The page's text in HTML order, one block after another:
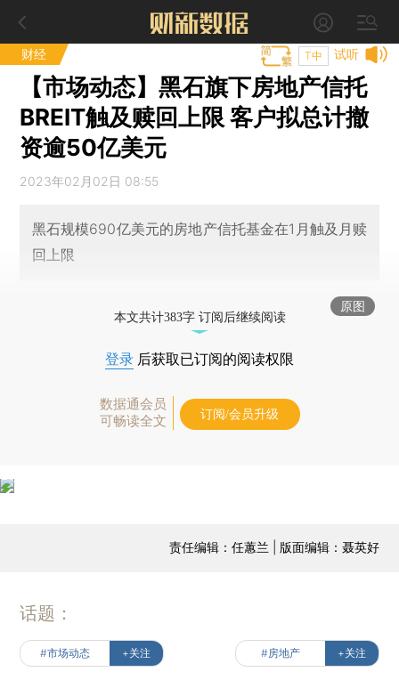
财经 试听
T中
【市场动态】黑石旗下房地产信托
BREIT触及赎回上限 客户拟总计撤
资逾50亿美元
2023年02月02日 08:55
黑石规模690亿美元的房地产信托基金在1月触及月赎
回上限
原图
本文共计383字 订阅后继续阅读
登录 后获取已订阅的阅读权限
数据通会员
可畅读全文
订阅/会员升级
责任编辑：任蕙兰 | 版面编辑：聂英好
话题：
#市场动态 +关注 #房地产 +关注